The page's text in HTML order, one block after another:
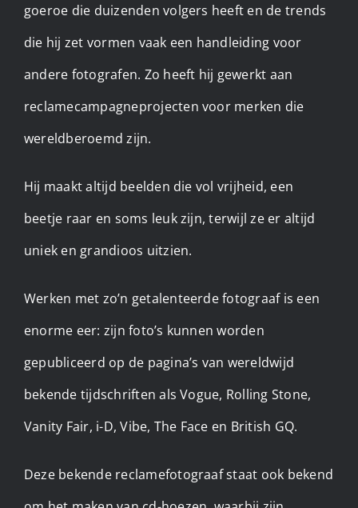
goeroe die duizenden volgers heeft en de trends
die hij zet vormen vaak een handleiding voor
andere fotografen. Zo heeft hij gewerkt aan
reclamecampagneprojecten voor merken die
wereldberoemd zijn.
Hij maakt altijd beelden die vol vrijheid, een
beetje raar en soms leuk zijn, terwijl ze er altijd
uniek en grandioos uitzien.
Werken met zo’n getalenteerde fotograaf is een
enorme eer: zijn foto’s kunnen worden
gepubliceerd op de pagina’s van wereldwijd
bekende tijdschriften als Vogue, Rolling Stone,
Vanity Fair, i-D, Vibe, The Face en British GQ.
Deze bekende reclamefotograaf staat ook bekend